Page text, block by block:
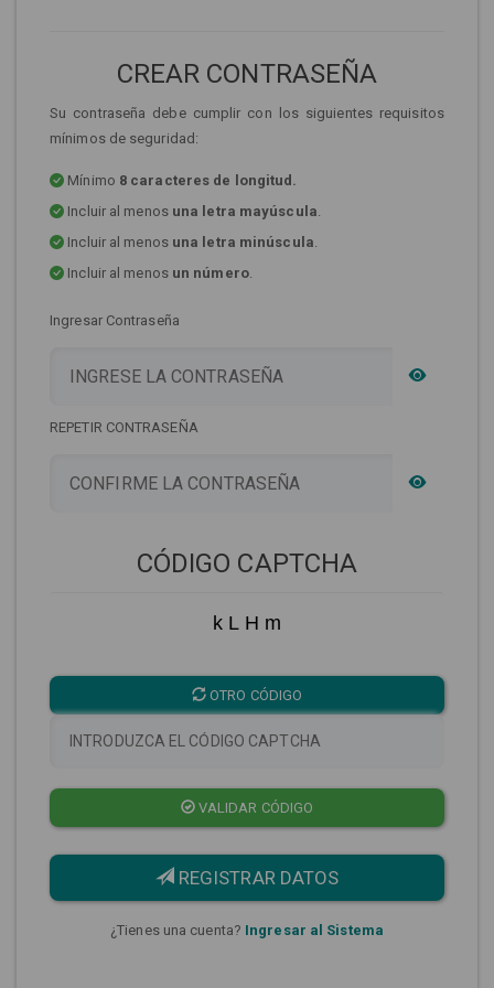
CREAR CONTRASEÑA
Su contraseña debe cumplir con los siguientes requisitos
mínimos de seguridad:
Mínimo 8 caracteres de longitud.
Incluir al menos una letra mayúscula.
Incluir al menos una letra minúscula.
Incluir al menos un número.
Ingresar Contraseña
REPETIR CONTRASEÑA
CÓDIGO CAPTCHA
k L H m
OTRO CÓDIGO
VALIDAR CÓDIGO
REGISTRAR DATOS
¿Tienes una cuenta? Ingresar al Sistema